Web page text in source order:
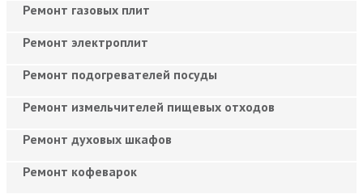
Ремонт газовых плит
Ремонт электроплит
Ремонт подогревателей посуды
Ремонт измельчителей пищевых отходов
Ремонт духовых шкафов
Ремонт кофеварок